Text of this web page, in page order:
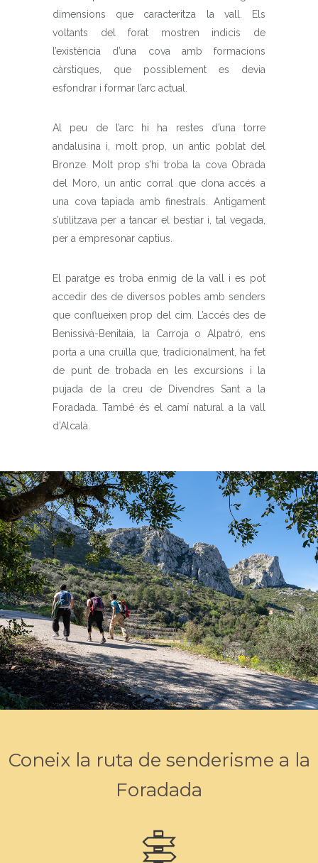
dimensions que caracteritza la vall. Els
voltants del forat mostren indicis de
l’existència d’una cova amb formacions
càrstiques, que possiblement es devia
esfondrar i formar l’arc actual.
Al peu de l’arc hi ha restes d’una torre
andalusina i, molt prop, un antic poblat del
Bronze. Molt prop s’hi troba la cova Obrada
del Moro, un antic corral que dona accés a
una cova tapiada amb finestrals. Antigament
s’utilitzava per a tancar el bestiar i, tal vegada,
per a empresonar captius.
El paratge es troba enmig de la vall i es pot
accedir des de diversos pobles amb senders
que conflueixen prop del cim. L’accés des de
Benissivà-Benitaia, la Carroja o Alpatró, ens
porta a una cruïlla que, tradicionalment, ha fet
de punt de trobada en les excursions i la
pujada de la creu de Divendres Sant a la
Foradada. També és el camí natural a la vall
d’Alcalà.
Coneix la ruta de senderisme a la
Foradada